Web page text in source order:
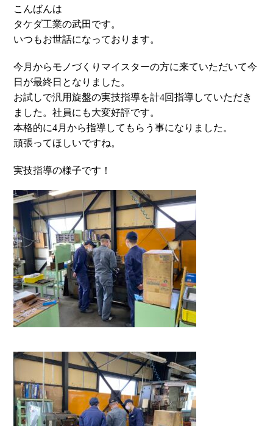
こんばんは
タケダ工業の武田です。
いつもお世話になっております。
今月からモノづくりマイスターの方に来ていただいて今
日が最終日となりました。
お試しで汎用旋盤の実技指導を計4回指導していただき
ました。社員にも大変好評です。
本格的に4月から指導してもらう事になりました。
頑張ってほしいですね。
実技指導の様子です！